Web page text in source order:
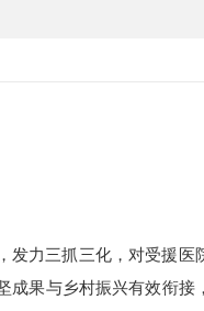
发力三抓三化，对受援医
成果与乡村振兴有效衔接